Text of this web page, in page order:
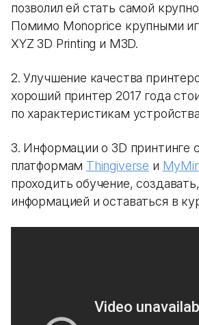
позволил ей стать самой
Помимо Monoprice крупными
XYZ 3D Printing и M3D.
2. Улучшение качества
хороший принтер 2017 года
по характеристикам
3. Информации о 3D принтинге
платформам Thingiverse и
проходить обучение,
информацией и оставаться в